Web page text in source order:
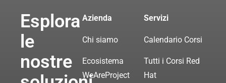
Esplora
le
nostre
Azienda
Chi siamo
Ecosistema
WeAreProject
Servizi
Calendario Corsi
Tutti i Corsi Red
Hat